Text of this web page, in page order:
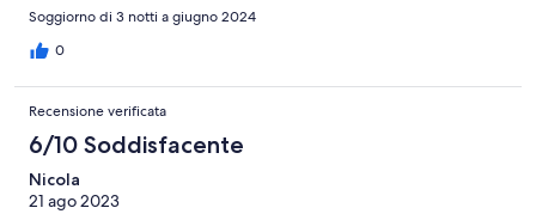
Soggiorno di 3 notti a giugno 2024
0
Recensione verificata
6/10 Soddisfacente
Nicola
21 ago 2023